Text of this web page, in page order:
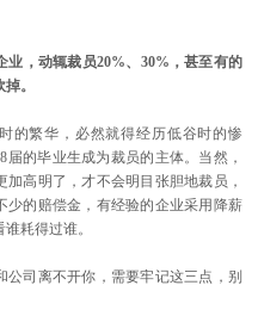
，动辄裁员20%、30%，甚至有的
。
繁华，必然就得经历低谷时的惨
届的毕业生成为裁员的主体。当然，
加高明了，才不会明目张胆地裁员，
少的赔偿金，有经验的企业采用降薪
耗得过谁。
司离不开你，需要牢记这三点，别